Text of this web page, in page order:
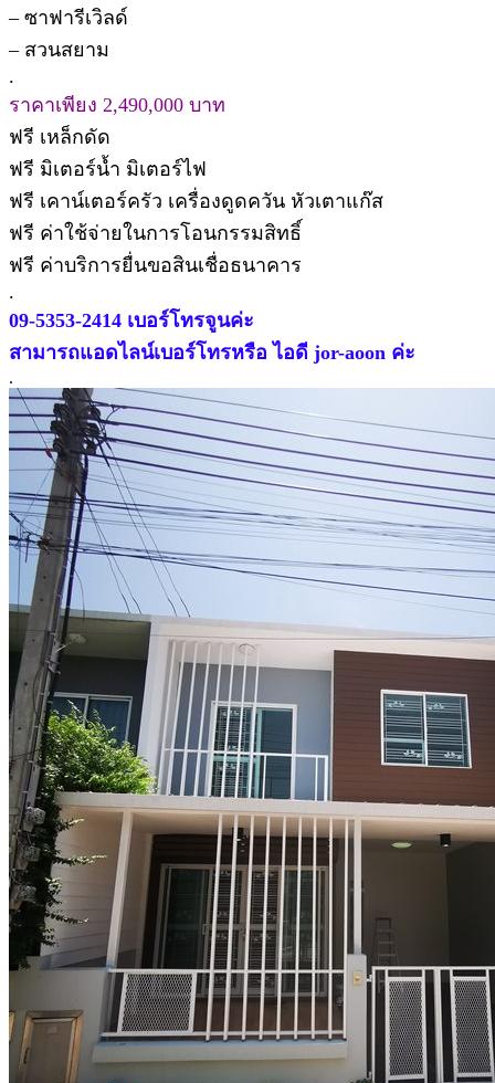
– ซาฟารีเวิลด์
– สวนสยาม
.
ราคาเพียง 2,490,000 บาท
ฟรี เหล็กดัด
ฟรี มิเตอร์น้ำ มิเตอร์ไฟ
ฟรี เคาน์เตอร์ครัว เครื่องดูดควัน หัวเตาแก๊ส
ฟรี ค่าใช้จ่ายในการโอนกรรมสิทธิ์
ฟรี ค่าบริการยื่นขอสินเชื่อธนาคาร
.
09-5353-2414 เบอร์โทรจูนค่ะ
สามารถแอดไลน์เบอร์โทรหรือ ไอดี jor-aoon ค่ะ
.